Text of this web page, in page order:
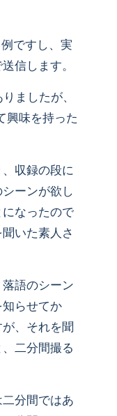
ですし、実
信します。
ましたが、
興味を持った
収録の段に
ーンが欲し
なったので
いた素人さ
語のシーン
らせてか
、それを聞
二分間撮る
分間ではあ